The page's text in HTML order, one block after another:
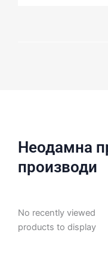
Неодамна
производи
No recently viewed
products to display